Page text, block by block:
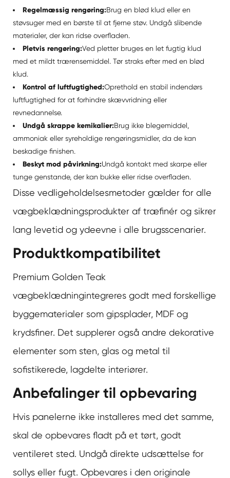
Regelmæssig rengøring:Brug en blød klud eller en
støvsuger med en børste til at fjerne støv. Undgå slibende
materialer, der kan ridse overfladen.
Pletvis rengøring:Ved pletter bruges en let fugtig klud
med et mildt trærensemiddel. Tør straks efter med en blød
klud.
Kontrol af luftfugtighed:Oprethold en stabil indendørs
luftfugtighed for at forhindre skævvridning eller
revnedannelse.
Undgå skrappe kemikalier:Brug ikke blegemiddel,
ammoniak eller syreholdige rengøringsmidler, da de kan
beskadige finishen.
Beskyt mod påvirkning:Undgå kontakt med skarpe eller
tunge genstande, der kan bukke eller ridse overfladen.
Disse vedligeholdelsesmetoder gælder for alle
vægbeklædningsprodukter af træfinér og sikrer
lang levetid og ydeevne i alle brugsscenarier.
Produktkompatibilitet
Premium Golden Teak
vægbeklædningintegreres godt med forskellige
byggematerialer som gipsplader, MDF og
krydsfiner. Det supplerer også andre dekorative
elementer som sten, glas og metal til
sofistikerede, lagdelte interiører.
Anbefalinger til opbevaring
Hvis panelerne ikke installeres med det samme,
skal de opbevares fladt på et tørt, godt
ventileret sted. Undgå direkte udsættelse for
sollys eller fugt. Opbevares i den originale